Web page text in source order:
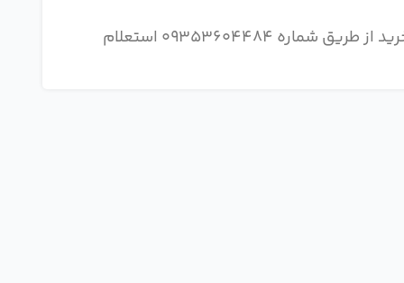
توجه : هزینه ارسال و نحوه ارسال سفارش را قبل از خرید از طریق شماره 09353604484 استعلام